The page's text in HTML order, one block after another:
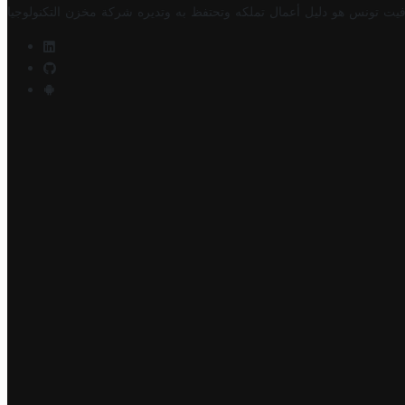
تونس هو دليل أعمال تملكه وتحتفظ به وتديره شركة مخزن التكنولوجيا